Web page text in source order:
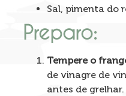
Sal, pimenta do
Preparo:
Tempere o
de vinagre de
antes de grelhar.